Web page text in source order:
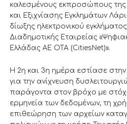
καλεσμένους εκπροσώπους
και Εξιχνίασης Εγκλημάτων
δίωξης ηλεκτρονικού
Διαδημοτικής Εταιρείας
Ελλάδας ΑΕ ΟΤΑ (CitiesNet)».
Η 2η και 3η ημέρα εστίασε
για την ανίχνευση
παράγοντα στον βρόχο με
ερμηνεία των δεδομένων, τη
επιθεώρηση των αρχείων